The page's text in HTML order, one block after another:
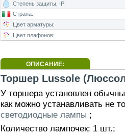
Степень защиты, IP:
Страна:
Цвет арматуры:
Цвет плафонов:
ОПИСАНИЕ:
Торшер Lussole
У торшера установлен
как можно устанавливать не
светодиодные лампы ;
Количество лампочек: 1 шт.;